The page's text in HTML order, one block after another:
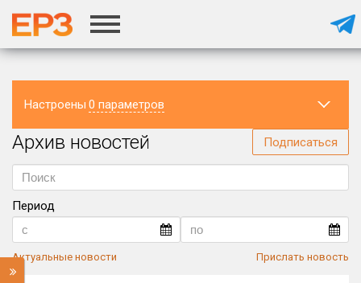
Настроены 0 параметров
Регион
Архив новостей Подписаться
Период
Актуальные новости Прислать новость